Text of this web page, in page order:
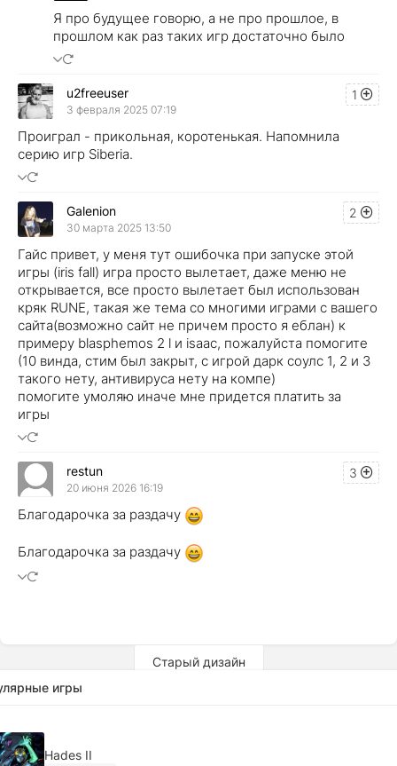
Я про будущее говорю, а не про прошлое, в
прошлом как раз таких игр достаточно было
1
u2freeuser
3 февраля 2025 07:19
Проиграл - прикольная, коротенькая. Напомнила
серию игр Siberia.
2
Galenion
30 марта 2025 13:50
Гайс привет, у меня тут ошибочка при запуске этой
игры (iris fall) игра просто вылетает, даже меню не
открывается, все просто вылетает был использован
кряк RUNE, такая же тема со многими играми с вашего
сайта(возможно сайт не причем просто я еблан) к
примеру blasphemos 2 l и isaaс, пожалуйста помогите
(10 винда, стим был закрыт, с игрой дарк соулс 1, 2 и 3
такого нету, антивируса нету на компе)
помогите умоляю иначе мне придется платить за
игры
3
restun
20 июня 2026 16:19
Благодарочка за раздачу
Благодарочка за раздачу
Старый дизайн
игры
Hades II